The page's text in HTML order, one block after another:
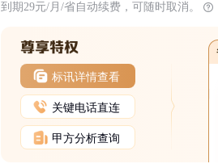
到期29元/月/省自动续费，可随时取消。
标讯详情查看
关键电话直连
甲方分析查询